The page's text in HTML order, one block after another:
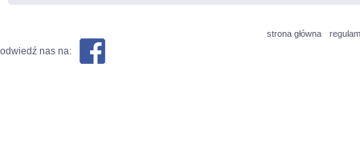
strona główna
odwiedź nas na: